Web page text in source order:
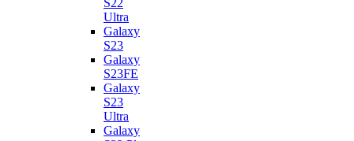
S22
Ultra
Galaxy
S23
Galaxy
S23FE
Galaxy
S23
Ultra
Galaxy